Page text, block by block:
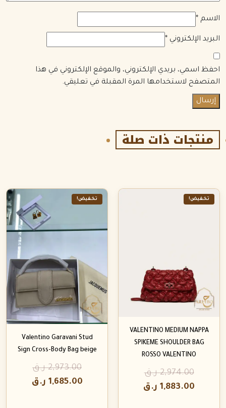
الاسم *
البريد الإلكتروني *
احفظ اسمي، بريدي الإلكتروني، والموقع الإلكتروني في هذا
المتصفح لاستخدامها المرة المقبلة في تعليقي.
منتجات ذات صلة
تخفيض!
VALENTINO MEDIUM NAPPA
SPIKEME SHOULDER BAG
ROSSO VALENTINO
2,974.00 ر.ق
1,883.00 ر.ق
تخفيض!
Valentino Garavani Stud
Sign Cross-Body Bag beige
2,973.00 ر.ق
1,685.00 ر.ق